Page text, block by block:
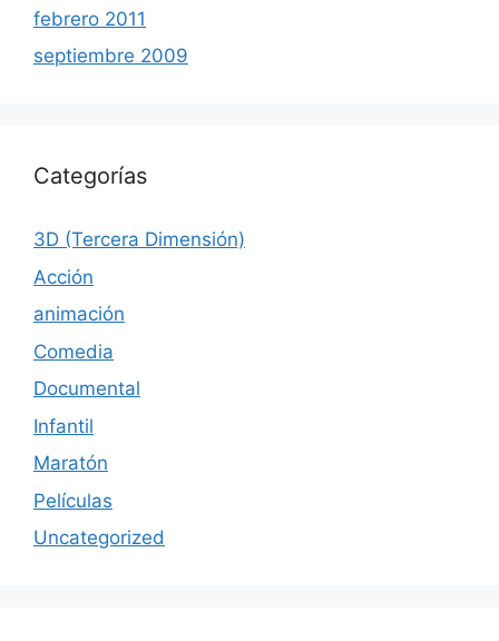
febrero 2011
septiembre 2009
Categorías
3D (Tercera Dimensión)
Acción
animación
Comedia
Documental
Infantil
Maratón
Películas
Uncategorized